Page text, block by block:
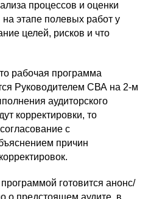
процессов и оценки
этапе полевых работ у
целей, рисков и что
рабочая программа
Руководителем СВА на 2-м
аудиторского
корректировки, то
с
причин
готовится анонс/